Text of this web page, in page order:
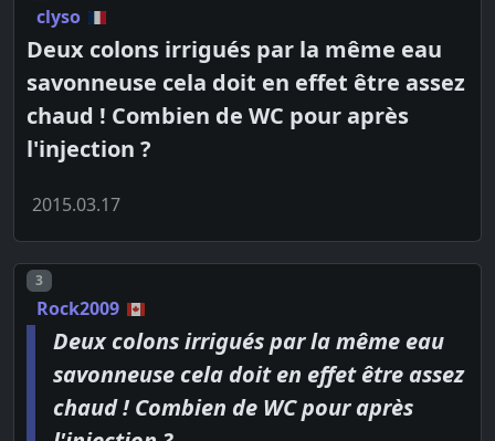
clyso
Deux colons irrigués par la même eau
savonneuse cela doit en effet être assez
chaud ! Combien de WC pour après
l'injection ?
2015.03.17
Post number
3
Rock2009
Deux colons irrigués par la même eau
savonneuse cela doit en effet être assez
chaud ! Combien de WC pour après